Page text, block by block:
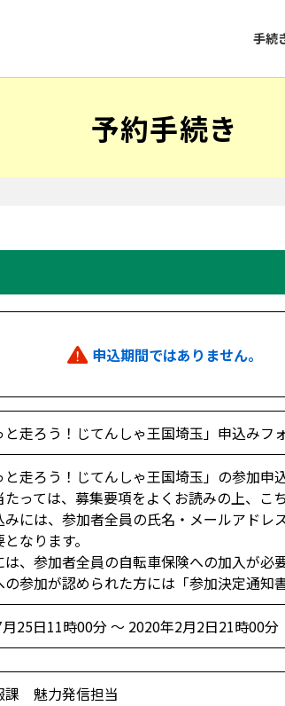
手続
予約手続き
申込期間ではありません。
と走ろう！じてんしゃ王国埼玉」申込みフ
と走ろう！じてんしゃ王国埼玉」の参加申
っては、募集要項をよくお読みの上、こ
には、参加者全員の氏名・メールアドレ
なります。
、参加者全員の自転車保険への加入が必要
参加が認められた方には「参加決定通知
25日11時00分 ～ 2020年2月2日21時00分
課 魅力発信担当